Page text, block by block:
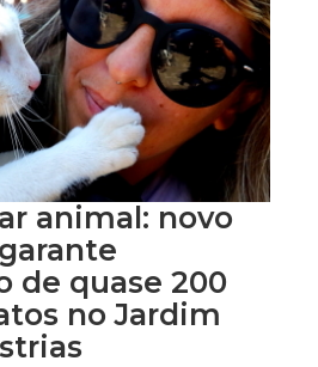
animal: novo
de quase 200
no Jardim